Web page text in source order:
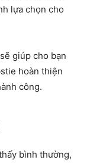
lựa chọn cho
giúp cho bạn
hoàn thiện
công.
bình thường,